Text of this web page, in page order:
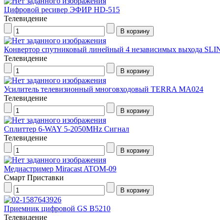
Цифровой ресивер ЭФИР HD-515
Телевидение
Конвертор спутниковый линейный 4 независимых выхода
Телевидение
Усилитель телевизионный многовходовый TERRA МА024
Телевидение
Сплиттер 6-WAY 5-2050MHz Сигнал
Телевидение
Медиастример Miracast ATOM-09
Смарт Приставки
Приемник цифровой GS В5210
Телевидение